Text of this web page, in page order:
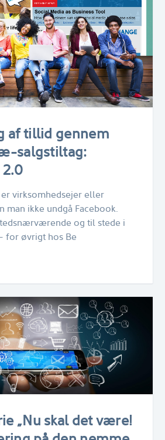
af tillid gennem
salgstiltag:
virksomhedsejer eller
man ikke undgå Facebook.
og til stede i
for øvrigt hos Be
„Nu skal det være!